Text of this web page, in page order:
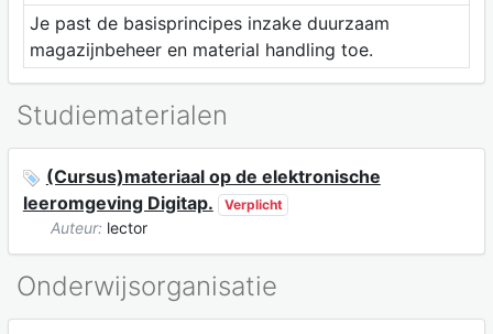
Je past de basisprincipes inzake duurzaam
magazijnbeheer en material handling toe.
Studiematerialen
(Cursus)materiaal op de elektronische
leeromgeving Digitap.
Verplicht
Auteur: lector
Onderwijsorganisatie